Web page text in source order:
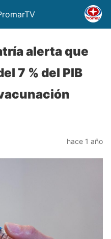
alerta que
7 % del PIB
hace 1 año